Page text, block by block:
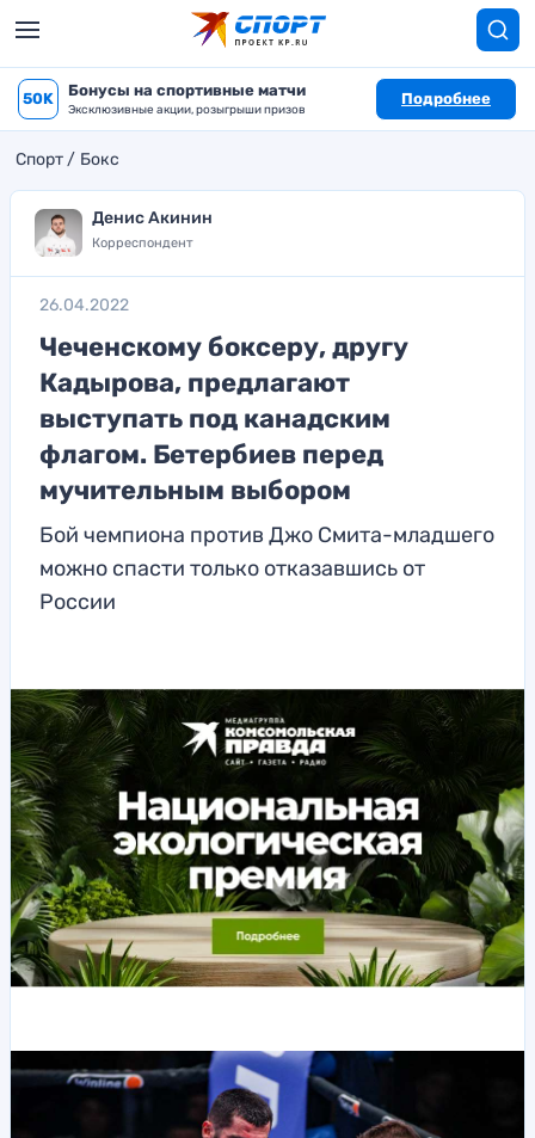
50K Бонусы на спортивные матчи
Эксклюзивные акции, розыгрыши призов
Подробнее
Спорт Бокс
Денис Акинин
Корреспондент
26.04.2022
Чеченскому боксеру, другу
Кадырова, предлагают
выступать под канадским
флагом. Бетербиев перед
мучительным выбором
Бой чемпиона против Джо Смита-младшего
можно спасти только отказавшись от
России